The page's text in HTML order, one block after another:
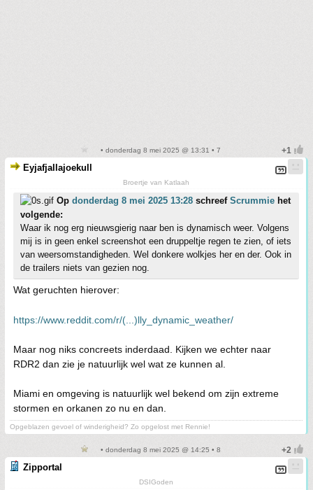
• donderdag 8 mei 2025 @ 13:31 • 7
Eyjafjallajoekull
Broertje van Katlaah
Op donderdag 8 mei 2025 13:28 schreef Scrummie het
volgende:
Waar ik nog erg nieuwsgierig naar ben is dynamisch weer. Volgens
mij is in geen enkel screenshot een druppeltje regen te zien, of iets
van weersomstandigheden. Wel donkere wolkjes her en der. Ook in
de trailers niets van gezien nog.
Wat geruchten hierover:
https://www.reddit.com/r/(...)lly_dynamic_weather/
Maar nog niks concreets inderdaad. Kijken we echter naar
RDR2 dan zie je natuurlijk wel wat ze kunnen al.
Miami en omgeving is natuurlijk wel bekend om zijn extreme
stormen en orkanen zo nu en dan.
Opgeblazen gevoel of winderigheid? Zo opgelost met Rennie!
• donderdag 8 mei 2025 @ 14:25 • 8
Zipportal
DSIGoden